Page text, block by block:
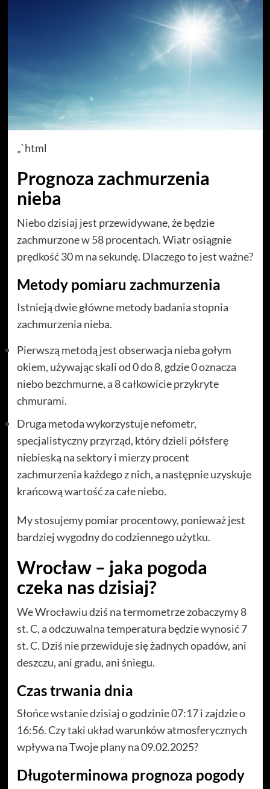
„`html
Prognoza zachmurzenia
nieba
Niebo dzisiaj jest przewidywane, że będzie
zachmurzone w 58 procentach. Wiatr osiągnie
prędkość 30 m na sekundę. Dlaczego to jest ważne?
Metody pomiaru zachmurzenia
Istnieją dwie główne metody badania stopnia
zachmurzenia nieba.
Pierwszą metodą jest obserwacja nieba gołym
okiem, używając skali od 0 do 8, gdzie 0 oznacza
niebo bezchmurne, a 8 całkowicie przykryte
chmurami.
Druga metoda wykorzystuje nefometr,
specjalistyczny przyrząd, który dzieli półsferę
niebieską na sektory i mierzy procent
zachmurzenia każdego z nich, a następnie uzyskuje
krańcową wartość za całe niebo.
My stosujemy pomiar procentowy, ponieważ jest
bardziej wygodny do codziennego użytku.
Wrocław – jaka pogoda
czeka nas dzisiaj?
We Wrocławiu dziś na termometrze zobaczymy 8
st. C, a odczuwalna temperatura będzie wynosić 7
st. C. Dziś nie przewiduje się żadnych opadów, ani
deszczu, ani gradu, ani śniegu.
Czas trwania dnia
Słońce wstanie dzisiaj o godzinie 07:17 i zajdzie o
16:56. Czy taki układ warunków atmosferycznych
wpływa na Twoje plany na 09.02.2025?
Długoterminowa prognoza pogody